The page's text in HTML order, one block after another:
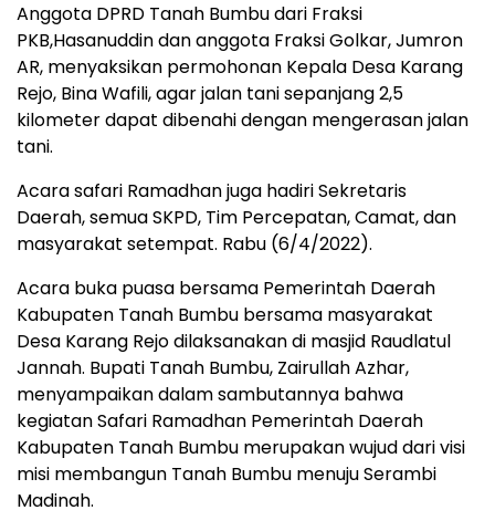
Anggota DPRD Tanah Bumbu dari Fraksi
PKB,Hasanuddin dan anggota Fraksi Golkar, Jumron
AR, menyaksikan permohonan Kepala Desa Karang
Rejo, Bina Wafili, agar jalan tani sepanjang 2,5
kilometer dapat dibenahi dengan mengerasan jalan
tani.
Acara safari Ramadhan juga hadiri Sekretaris
Daerah, semua SKPD, Tim Percepatan, Camat, dan
masyarakat setempat. Rabu (6/4/2022).
Acara buka puasa bersama Pemerintah Daerah
Kabupaten Tanah Bumbu bersama masyarakat
Desa Karang Rejo dilaksanakan di masjid Raudlatul
Jannah. Bupati Tanah Bumbu, Zairullah Azhar,
menyampaikan dalam sambutannya bahwa
kegiatan Safari Ramadhan Pemerintah Daerah
Kabupaten Tanah Bumbu merupakan wujud dari visi
misi membangun Tanah Bumbu menuju Serambi
Madinah.